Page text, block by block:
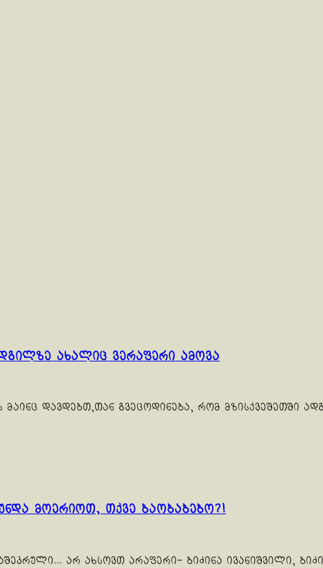
ახალიც ვერაფერი ამოვა
დავდებთ,თან გვეცოდინება, რომ მზისქვეშეთში
მოერიოთ, თქვე ბაობაბებო?!
არ ახსოვთ არაფერი- ბიძინა ივანიშვილი,